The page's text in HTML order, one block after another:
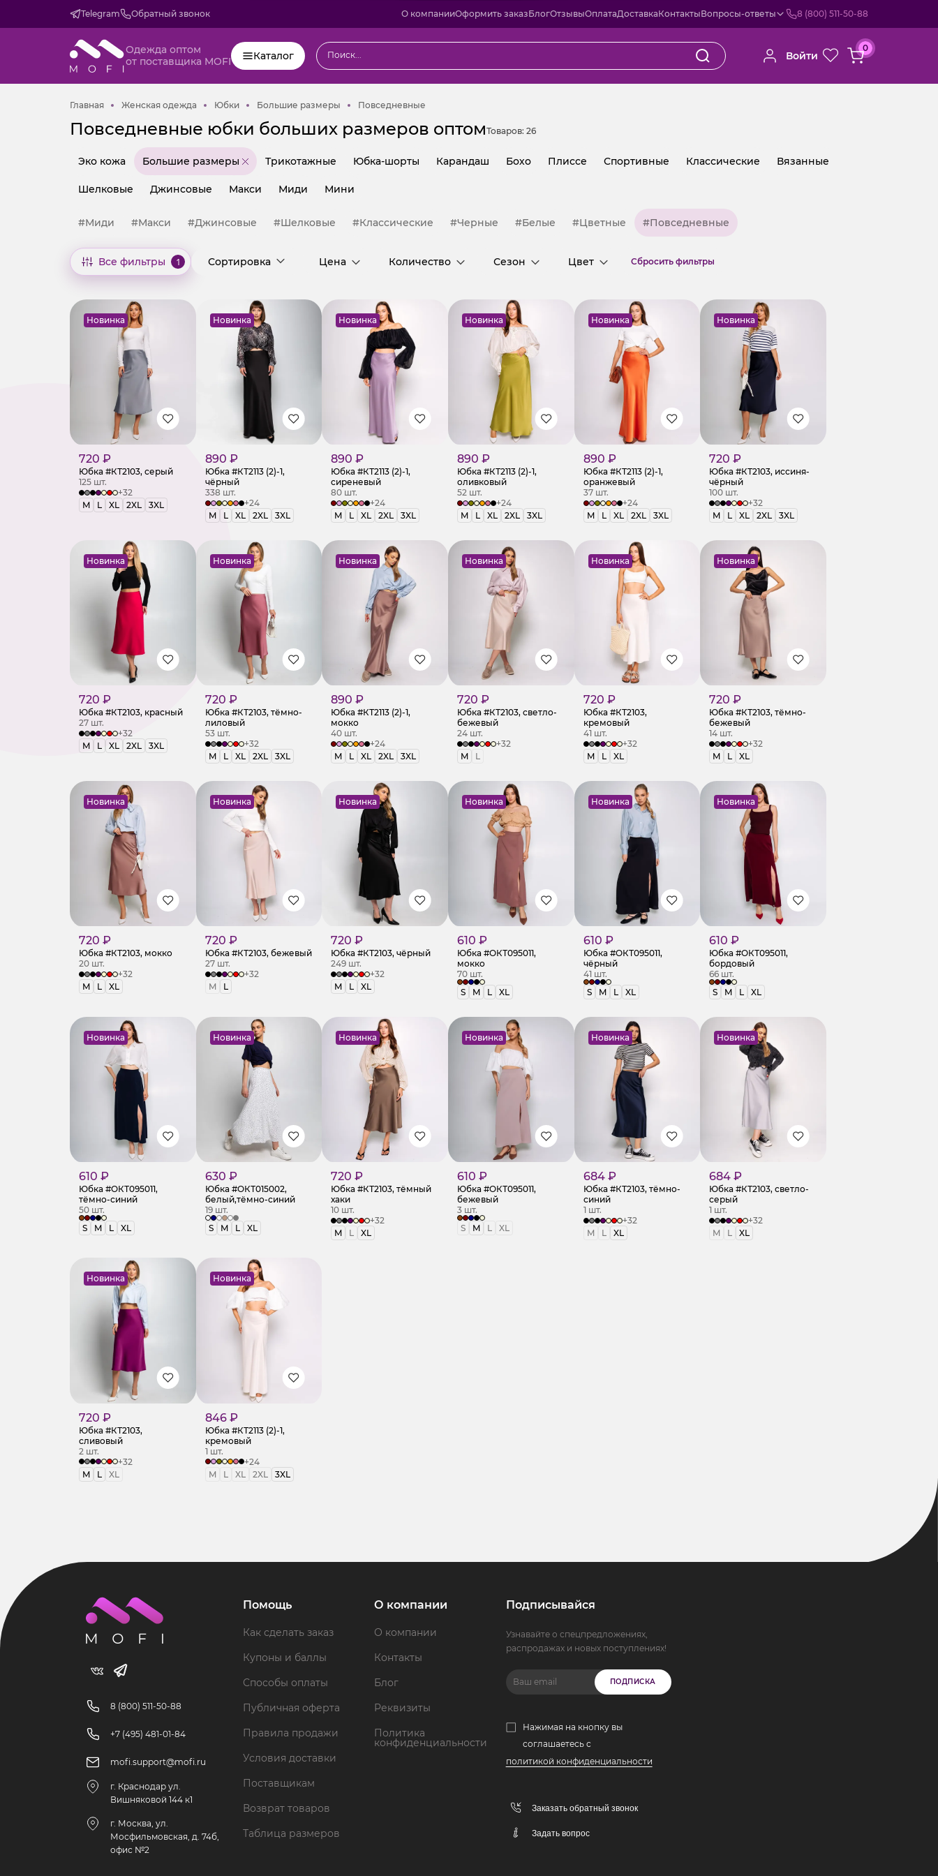
Telegram Обратный звонок О компанииОформить заказБлогОтзывыОплатаДоставкаКонтактыВопросы-ответы 8 (800) 511-50-88
Одежда оптом
от поставщика MOFI
Каталог Войти
0
ГлавнаяГлавнаяЖенская одежда Женская одежда
ЮбкиЮбкиБольшие размеры Большие размеры
Повседневные
Повседневные юбки больших размеров оптомТоваров: 26
Эко кожа Большие размеры Трикотажные Юбка-шорты Карандаш Бохо Плиссе Спортивные Классические Вязанные
Шелковые Джинсовые Макси Миди Мини
#Миди #Макси #Джинсовые #Шелковые #Классические #Черные #Белые #Цветные #Повседневные
Все фильтры 1 Сортировка Цена Количество Сезон Цвет Cбросить фильтры
Новинка
720 ₽
Юбка #КТ2103, серый
125 шт.
+32
M
L XL 2XL 3XL
Новинка
890 ₽
Юбка #КТ2113 (2)-1,
чёрный
338 шт.
+24
M
L XL 2XL 3XL
Новинка
890 ₽
Юбка #КТ2113 (2)-1,
сиреневый
80 шт.
+24
M
L XL 2XL 3XL
Новинка
890 ₽
Юбка #КТ2113 (2)-1,
оливковый
52 шт.
+24
M
L XL 2XL 3XL
Новинка
890 ₽
Юбка #КТ2113 (2)-1,
оранжевый
37 шт.
+24
M
L XL 2XL 3XL
Новинка
720 ₽
Юбка #КТ2103, иссиня-
чёрный
100 шт.
+32
M
L XL 2XL 3XL
Новинка
720 ₽
Юбка #КТ2103, красный
27 шт.
+32
M
L XL 2XL 3XL
Новинка
720 ₽
Юбка #КТ2103, тёмно-
лиловый
53 шт.
+32
M
L XL 2XL 3XL
Новинка
890 ₽
Юбка #КТ2113 (2)-1,
мокко
40 шт.
+24
M
L XL 2XL 3XL
Новинка
720 ₽
Юбка #КТ2103, светло-
бежевый
24 шт.
+32
M
L
Новинка
720 ₽
Юбка #КТ2103,
кремовый
41 шт.
+32
M
L XL
Новинка
720 ₽
Юбка #КТ2103, тёмно-
бежевый
14 шт.
+32
M
L XL
Новинка
720 ₽
Юбка #КТ2103, мокко
20 шт.
+32
M
L XL
Новинка
720 ₽
Юбка #КТ2103, бежевый
27 шт.
+32
M
L
Новинка
720 ₽
Юбка #КТ2103, чёрный
249 шт.
+32
M
L XL
Новинка
610 ₽
Юбка #ОКТ095011,
мокко
70 шт.
S
M L XL
Новинка
610 ₽
Юбка #ОКТ095011,
чёрный
41 шт.
S
M L XL
Новинка
610 ₽
Юбка #ОКТ095011,
бордовый
66 шт.
S
M L XL
Новинка
610 ₽
Юбка #ОКТ095011,
тёмно-синий
50 шт.
S
M L XL
Новинка
630 ₽
Юбка #ОКТ015002,
белый,тёмно-синий
19 шт.
S
M L XL
Новинка
720 ₽
Юбка #КТ2103, тёмный
хаки
10 шт.
+32
M
L XL
Новинка
610 ₽
Юбка #ОКТ095011,
бежевый
3 шт.
S
M L XL
Новинка
684 ₽
Юбка #КТ2103, тёмно-
синий
1 шт.
+32
M
L XL
Новинка
684 ₽
Юбка #КТ2103, светло-
серый
1 шт.
+32
M
L XL
Новинка
720 ₽
Юбка #КТ2103,
сливовый
2 шт.
+32
M
L XL
Новинка
846 ₽
Юбка #КТ2113 (2)-1,
кремовый
1 шт.
+24
M
L XL 2XL 3XL
8 (800) 511-50-88
+7 (495) 481-01-84
mofi.support@mofi.ru
г. Краснодар ул.
Вишняковой 144 к1
г. Москва, ул.
Мосфильмовская, д. 74б,
офис №2
Помощь
Как сделать заказ
Купоны и баллы
Способы оплаты
Публичная оферта
Правила продажи
Условия доставки
Поставщикам
Возврат товаров
Таблица размеров
О компании
О компании
Контакты
Блог
Реквизиты
Политика
конфиденциальности
Подписывайся
Узнавайте о спецпредложениях,
распродажах и новых поступлениях!
ПОДПИСКА
Нажимая на кнопку вы
соглашаетесь с
политикой конфиденциальности
Заказать обратный звонок
Задать вопрос